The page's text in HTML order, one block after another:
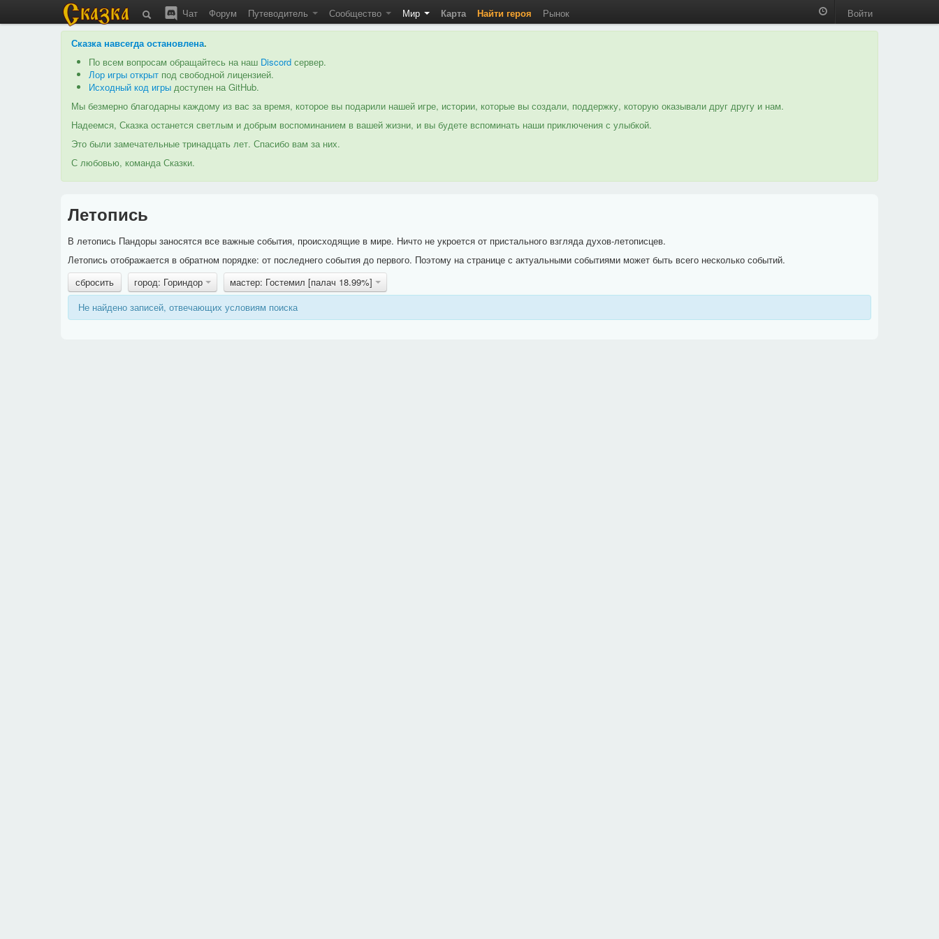
Чат Форум Путеводитель Сообщество Мир Карта Найти героя Рынок Войти
Сказка навсегда остановлена.
По всем вопросам обращайтесь на наш Discord сервер.
Лор игры открыт под свободной лицензией.
Исходный код игры доступен на GitHub.
Мы безмерно благодарны каждому из вас за время, которое вы подарили нашей игре, истории, которые вы создали, поддержку, которую оказывали друг другу и нам.
Надеемся, Сказка останется светлым и добрым воспоминанием в вашей жизни, и вы будете вспоминать наши приключения с улыбкой.
Это были замечательные тринадцать лет. Спасибо вам за них.
С любовью, команда Сказки.
Летопись
В летопись Пандоры заносятся все важные события, происходящие в мире. Ничто не укроется от пристального взгляда духов-летописцев.
Летопись отображается в обратном порядке: от последнего события до первого. Поэтому на странице с актуальными событиями может быть всего несколько событий.
сбросить
город: Гориндор
мастер: Гостемил [палач 18.99%]
Не найдено записей, отвечающих условиям поиска